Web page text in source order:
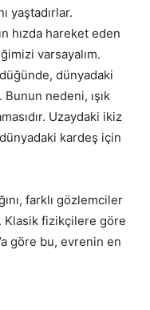
yaştadırlar.
hızda hareket eden
varsayalım.
dünyadaki
nedeni, ışık
Uzaydaki ikiz
kardeş için
farklı gözlemciler
Klasik fizikçilere göre
göre bu, evrenin en